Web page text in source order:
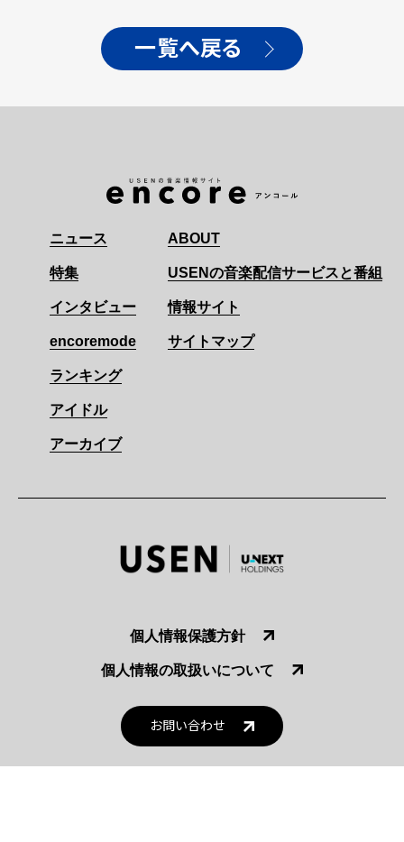
れる王子様風の新衣装も初
各地リリースイベント情報
も解禁!
一覧へ戻る
ニュース
特集
インタビュー
encoremode
ランキング
アイドル
アーカイブ
ABOUT
USENの音楽配信サービスと番組
情報サイト
サイトマップ
個人情報保護方針
個人情報の取扱いについて
お問い合わせ